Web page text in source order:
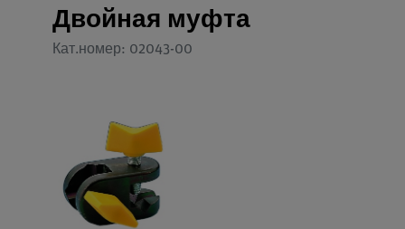
Двойная муфта
Кат.номер: 02043-00